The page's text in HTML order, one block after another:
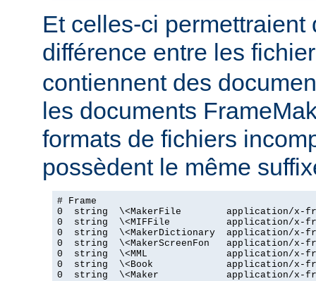
Et celles-ci permettraient
différence entre les
contiennent des
les documents
formats de fichiers
possèdent le même
# Frame
0  string  \<MakerFile        application/x-
0  string  \<MIFFile          application/x-
0  string  \<MakerDictionary  application/x-
0  string  \<MakerScreenFon   application/x-
0  string  \<MML              application/x-
0  string  \<Book             application/x-
0  string  \<Maker            application/x-